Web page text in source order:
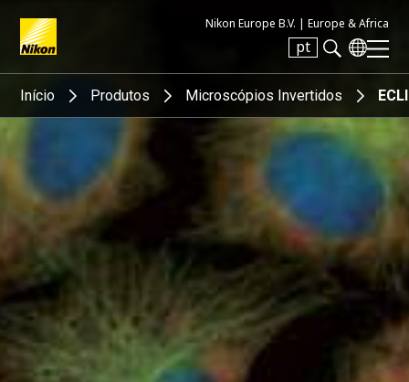
Nikon Europe B.V. | Europe & Africa
pt
Search keyword(s)
Início Produtos Microscópios Invertidos